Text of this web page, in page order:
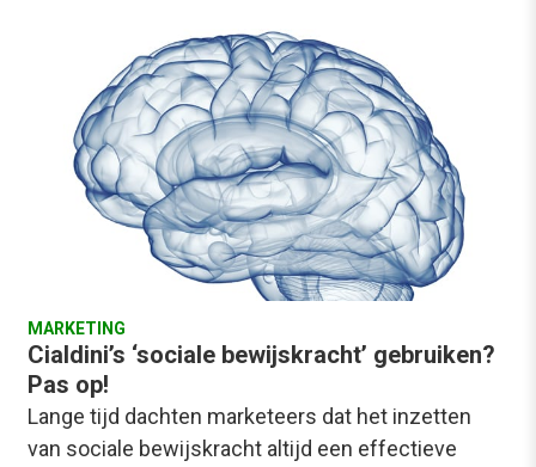
MARKETING
Cialdini’s ‘sociale bewijskracht’ gebruiken?
Pas op!
Lange tijd dachten marketeers dat het inzetten
van sociale bewijskracht altijd een effectieve